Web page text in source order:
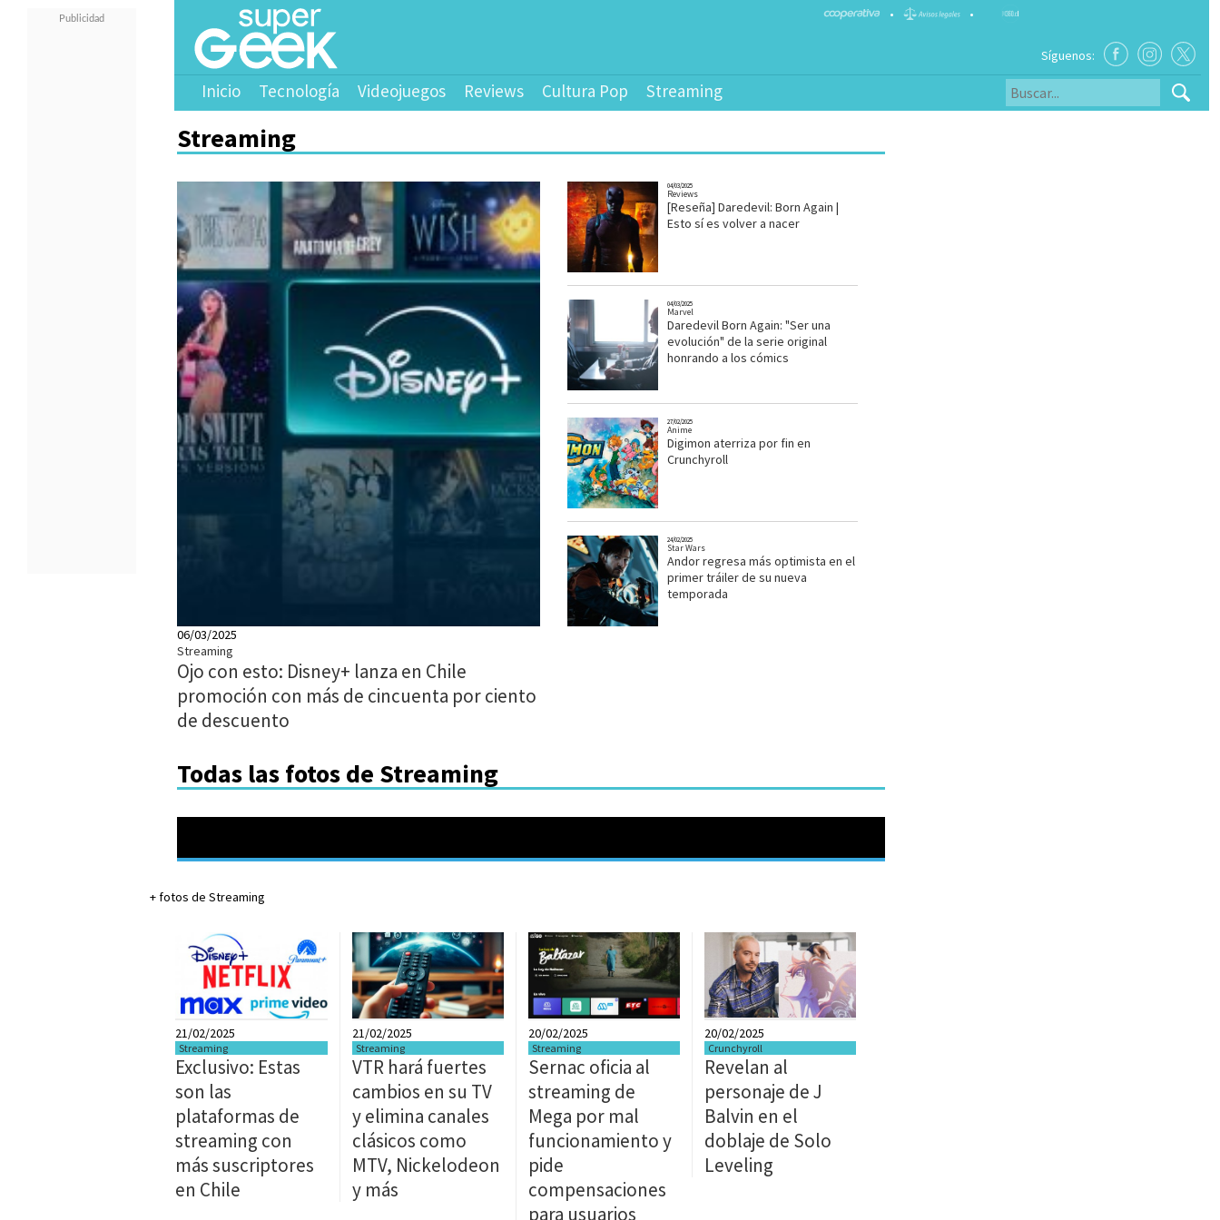
• •
Síguenos:
Inicio Tecnología Videojuegos Reviews Cultura Pop Streaming
Streaming
06/03/2025
Streaming
Ojo con esto: Disney+ lanza en Chile
promoción con más de cincuenta por ciento
de descuento
04/03/2025
Reviews
[Reseña] Daredevil: Born Again |
Esto sí es volver a nacer
04/03/2025
Marvel
Daredevil Born Again: "Ser una
evolución" de la serie original
honrando a los cómics
27/02/2025
Anime
Digimon aterriza por fin en
Crunchyroll
24/02/2025
Star Wars
Andor regresa más optimista en el
primer tráiler de su nueva
temporada
Todas las fotos de Streaming
+ fotos de Streaming
21/02/2025
Streaming
Exclusivo: Estas
son las
plataformas de
streaming con
más suscriptores
en Chile
21/02/2025
Streaming
VTR hará fuertes
cambios en su TV
y elimina canales
clásicos como
MTV, Nickelodeon
y más
20/02/2025
Streaming
Sernac oficia al
streaming de
Mega por mal
funcionamiento y
pide
compensaciones
para usuarios
20/02/2025
Crunchyroll
Revelan al
personaje de J
Balvin en el
doblaje de Solo
Leveling